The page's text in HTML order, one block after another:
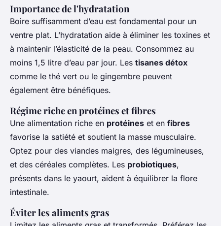
Importance de l'hydratation
Boire suffisamment d’eau est fondamental pour un
ventre plat. L’hydratation aide à éliminer les toxines et
à maintenir l’élasticité de la peau. Consommez au
moins 1,5 litre d’eau par jour. Les tisanes détox
comme le thé vert ou le gingembre peuvent
également être bénéfiques.
Régime riche en protéines et fibres
Une alimentation riche en protéines et en fibres
favorise la satiété et soutient la masse musculaire.
Optez pour des viandes maigres, des légumineuses,
et des céréales complètes. Les probiotiques,
présents dans le yaourt, aident à équilibrer la flore
intestinale.
Éviter les aliments gras